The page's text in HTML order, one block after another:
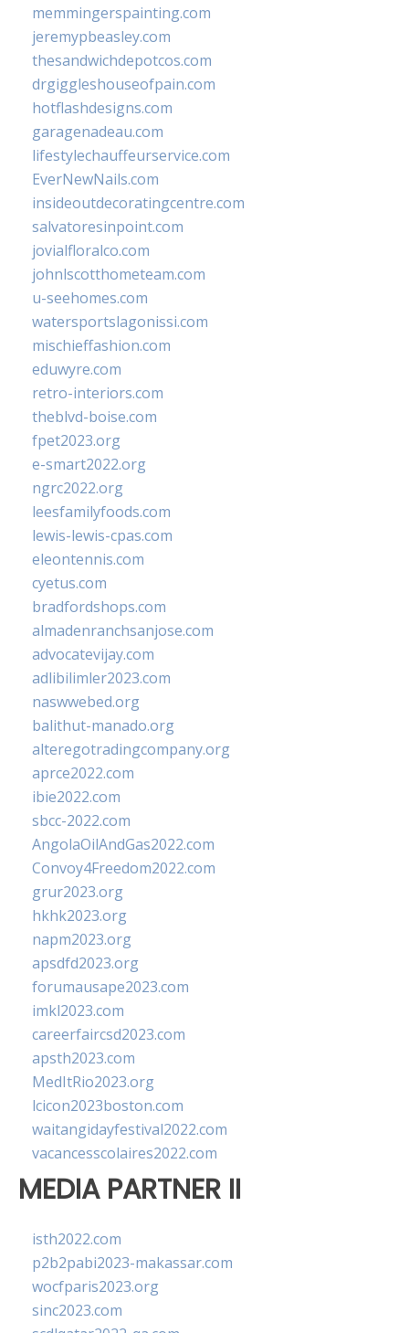
memmingerspainting.com
jeremypbeasley.com
thesandwichdepotcos.com
drgiggleshouseofpain.com
hotflashdesigns.com
garagenadeau.com
lifestylechauffeurservice.com
EverNewNails.com
insideoutdecoratingcentre.com
salvatoresinpoint.com
jovialfloralco.com
johnlscotthometeam.com
u-seehomes.com
watersportslagonissi.com
mischieffashion.com
eduwyre.com
retro-interiors.com
theblvd-boise.com
fpet2023.org
e-smart2022.org
ngrc2022.org
leesfamilyfoods.com
lewis-lewis-cpas.com
eleontennis.com
cyetus.com
bradfordshops.com
almadenranchsanjose.com
advocatevijay.com
adlibilimler2023.com
naswwebed.org
balithut-manado.org
alteregotradingcompany.org
aprce2022.com
ibie2022.com
sbcc-2022.com
AngolaOilAndGas2022.com
Convoy4Freedom2022.com
grur2023.org
hkhk2023.org
napm2023.org
apsdfd2023.org
forumausape2023.com
imkl2023.com
careerfaircsd2023.com
apsth2023.com
MedItRio2023.org
lcicon2023boston.com
waitangidayfestival2022.com
vacancesscolaires2022.com
MEDIA PARTNER II
isth2022.com
p2b2pabi2023-makassar.com
wocfparis2023.org
sinc2023.com